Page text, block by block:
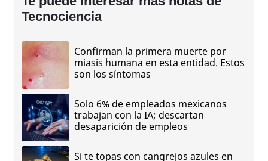
Tecnociencia
Confirman la primera muerte por
miasis humana en esta entidad. Estos
son los síntomas
Solo 6% de empleados mexicanos
trabajan con la IA; descartan
desaparición de empleos
Si te topas con cangrejos azules en